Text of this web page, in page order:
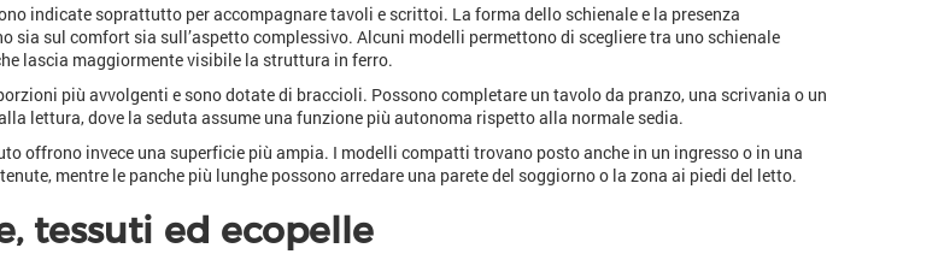
indicate soprattutto per accompagnare tavoli e scrittoi. La forma dello schienale e la presenza
sia sul comfort sia sull’aspetto complessivo. Alcuni modelli permettono di scegliere tra uno schienale
lascia maggiormente visibile la struttura in ferro.
più avvolgenti e sono dotate di braccioli. Possono completare un tavolo da pranzo, una scrivania o un
lettura, dove la seduta assume una funzione più autonoma rispetto alla normale sedia.
offrono invece una superficie più ampia. I modelli compatti trovano posto anche in un ingresso o in una
mentre le panche più lunghe possono arredare una parete del soggiorno o la zona ai piedi del letto.
tessuti ed ecopelle